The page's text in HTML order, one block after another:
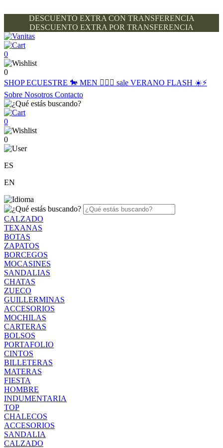
DESCUENTO EXTRA CON TRANSFERENCIA
DESCUENTO EXTRA POR TRANSFERENCIA
0
0
SHOPECUESTRE 🐎 MEN 🙋🏽‍♂️ sale VERANO FLASH ☀️⚡️
Sobre Nosotros Contacto
0
0
ES
EN
CALZADO
TEXANAS
BOTAS
ZAPATOS
BORCEGOS
MOCASINES
SANDALIAS
CHATAS
ZUECO
GUILLERMINAS
ACCESORIOS
MOCHILAS
CARTERAS
BOLSOS
PORTAFOLIO
CINTOS
BILLETERAS
MATERAS
FIESTA
HOMBRE
INDUMENTARIA
TOP
CHALECOS
ACCESORIOS
SANDALIA
CALZADO